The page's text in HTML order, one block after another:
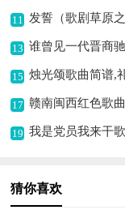
11
13
15
17
19
猜你喜欢